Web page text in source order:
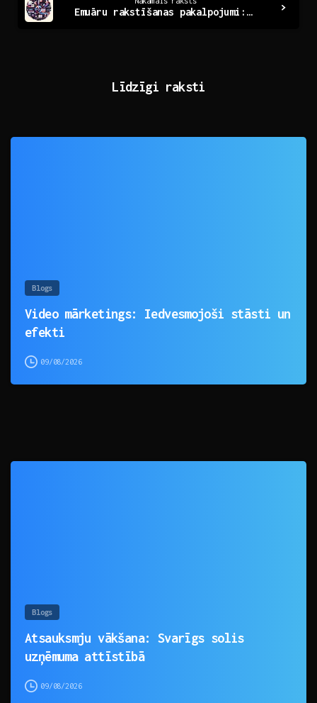
Emuāru rakstīšanas pakalpojumi: Kvalitāte un radošums
Līdzīgi raksti
Blogs
Video mārketings: Iedvesmojoši stāsti un
efekti
09/08/2026
Blogs
Atsauksmju vākšana: Svarīgs solis
uzņēmuma attīstībā
09/08/2026